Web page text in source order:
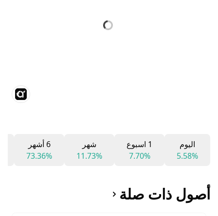
اليوم
5.58%
1 اسبوع
7.70%
شهر
11.73%
6 أشهر
73.36%
أصول ذات صلة